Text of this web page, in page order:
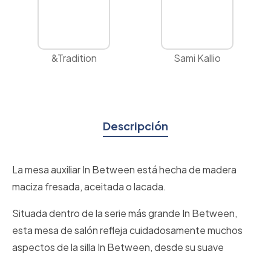
&Tradition Sami Kallio
Descripción
La mesa auxiliar In Between está hecha de madera
maciza fresada, aceitada o lacada.
Situada dentro de la serie más grande In Between,
esta mesa de salón refleja cuidadosamente muchos
aspectos de la silla In Between, desde su suave